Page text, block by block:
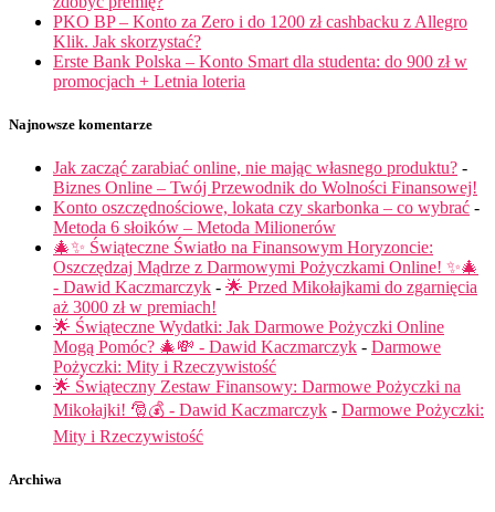
PKO BP – Konto za Zero i do 1200 zł cashbacku z Allegro
Klik. Jak skorzystać?
Erste Bank Polska – Konto Smart dla studenta: do 900 zł w
promocjach + Letnia loteria
Najnowsze komentarze
Jak zacząć zarabiać online, nie mając własnego produktu? -
Biznes Online – Twój Przewodnik do Wolności Finansowej!
Konto oszczędnościowe, lokata czy skarbonka – co wybrać -
Metoda 6 słoików – Metoda Milionerów
🎄✨ Świąteczne Światło na Finansowym Horyzoncie:
Oszczędzaj Mądrze z Darmowymi Pożyczkami Online! ✨🎄
- Dawid Kaczmarczyk - 🌟 Przed Mikołajkami do zgarnięcia
aż 3000 zł w premiach!
🌟 Świąteczne Wydatki: Jak Darmowe Pożyczki Online
Mogą Pomóc? 🎄💸 - Dawid Kaczmarczyk - Darmowe
Pożyczki: Mity i Rzeczywistość
🌟 Świąteczny Zestaw Finansowy: Darmowe Pożyczki na
Mikołajki! 🎅💰 - Dawid Kaczmarczyk - Darmowe Pożyczki:
Mity i Rzeczywistość
Archiwa